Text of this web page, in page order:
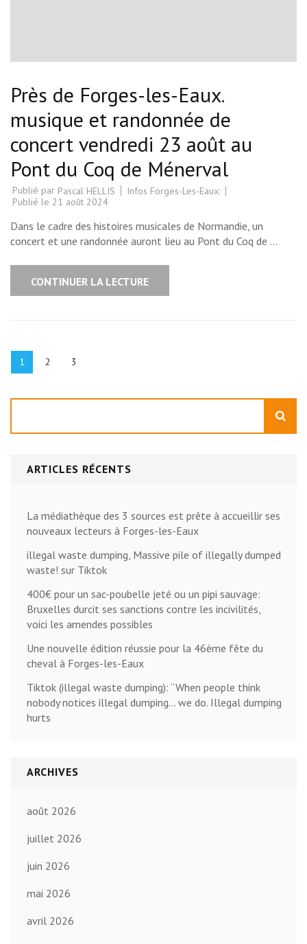
Près de Forges-les-Eaux.
musique et randonnée de
concert vendredi 23 août au
Pont du Coq de Ménerval
Publié par Pascal HELLIS
Infos Forges-Les-Eaux:
Publié le 21 août 2024
Dans le cadre des histoires musicales de Normandie, un
concert et une randonnée auront lieu au Pont du Coq de …
CONTINUER LA LECTURE
Pagination
des
publications
Page
1 Page
2 Page
3
ARTICLES RÉCENTS
La médiathèque des 3 sources est prête à accueillir ses
nouveaux lecteurs à Forges-les-Eaux
illegal waste dumping, Massive pile of illegally dumped
waste! sur Tiktok
400€ pour un sac-poubelle jeté ou un pipi sauvage:
Bruxelles durcit ses sanctions contre les incivilités,
voici les amendes possibles
Une nouvelle édition réussie pour la 46ème fête du
cheval à Forges-les-Eaux
Tiktok (illegal waste dumping): “When people think
nobody notices illegal dumping… we do. Illegal dumping
hurts
ARCHIVES
août 2026
juillet 2026
juin 2026
mai 2026
avril 2026